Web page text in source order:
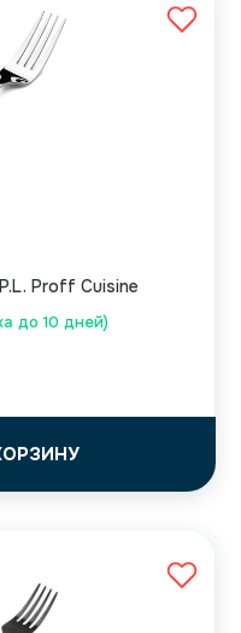
до 10 дней)
Proff Cuisine